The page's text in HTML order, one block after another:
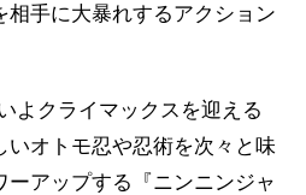
相手に大暴れするアクション
よクライマックスを迎える
いオトモ忍や忍術を次々と味
アップする『ニンニンジャ